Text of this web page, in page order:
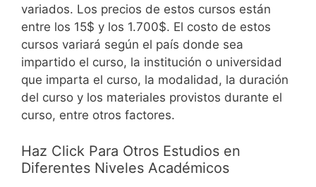
variados. Los precios de estos cursos están
entre los 15$ y los 1.700$. El costo de estos
cursos variará según el país donde sea
impartido el curso, la institución o universidad
que imparta el curso, la modalidad, la duración
del curso y los materiales provistos durante el
curso, entre otros factores.
Haz Click Para Otros Estudios en
Diferentes Niveles Académicos